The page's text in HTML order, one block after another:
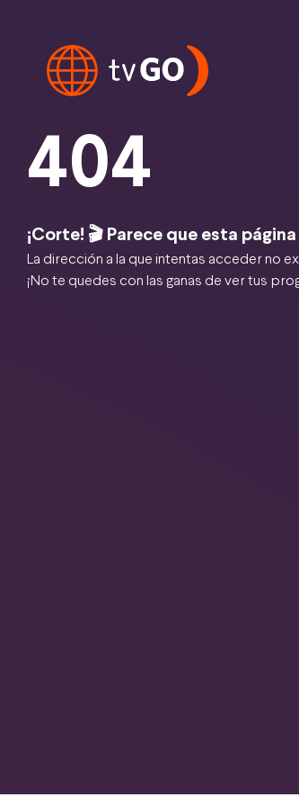
404
¡Corte! 🎬 Parece que esta
La dirección a la que intentas acceder no
¡No te quedes con las ganas de ver tus